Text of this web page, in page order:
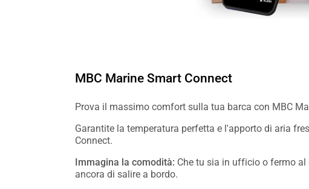
MBC Marine Smart Connect
Prova il massimo comfort sulla tua barca con MBC
Garantite la temperatura perfetta e l'apporto di aria
Connect.
Immagina la comodità: Che tu sia in ufficio o fermo
ancora di salire a bordo.